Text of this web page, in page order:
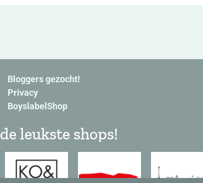
Bloggers gezocht!
Privacy
BoyslabelShop
leukste shops!